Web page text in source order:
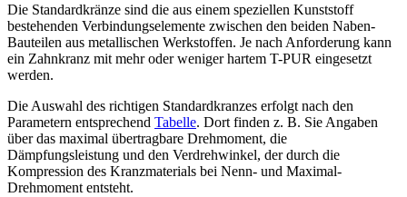
Die Standardkränze sind die aus einem speziellen Kunststoff
bestehenden Verbindungselemente zwischen den beiden Naben-
Bauteilen aus metallischen Werkstoffen. Je nach Anforderung kann
ein Zahnkranz mit mehr oder weniger hartem T-PUR eingesetzt
werden.
Die Auswahl des richtigen Standardkranzes erfolgt nach den
Parametern entsprechend Tabelle. Dort finden z. B. Sie Angaben
über das maximal übertragbare Drehmoment, die
Dämpfungsleistung und den Verdrehwinkel, der durch die
Kompression des Kranzmaterials bei Nenn- und Maximal-
Drehmoment entsteht.